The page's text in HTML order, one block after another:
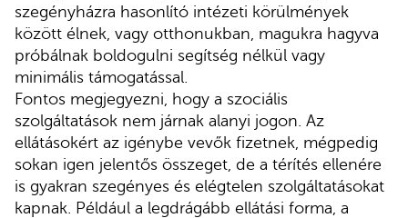
szegényházra hasonlító intézeti körülmények
között élnek, vagy otthonukban, magukra hagyva
próbálnak boldogulni segítség nélkül vagy
minimális támogatással.
Fontos megjegyezni, hogy a szociális
szolgáltatások nem járnak alanyi jogon. Az
ellátásokért az igénybe vevők fizetnek, mégpedig
sokan igen jelentős összeget, de a térítés ellenére
is gyakran szegényes és elégtelen szolgáltatásokat
kapnak. Például a legdrágább ellátási forma, a